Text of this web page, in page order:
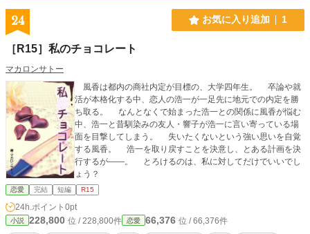
24 お気に入り追加 1
［R15］私のチョコレート
マカロンサトー
風香は都内の商社内定が目標の、大学四年生。 卒論や就
活が本格化する中、恋人の浩一が一足先に地元での内定を勝
ち取る。 なんとなくで始まった浩一との関係に風香が悩む
中、浩一と昔馴染みの友人・響子が浩一に言い寄っている場
面を目撃してしまう。 失いたくないという強い思いを自覚
する風香。 浩一を取り戻すことを決意し、とある計画を決
行するが――。 とろけるのは、私に対してだけでいいでし
ょう？
恋愛 完結 短編 R15
24h.ポイント 0pt
小説 228,800 位 / 228,800件 恋愛 66,376 位 / 66,376件